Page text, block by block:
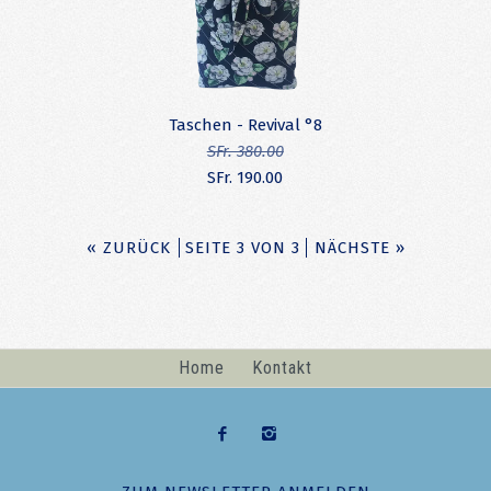
SALE
Taschen - Revival °2
SFr. 380.00 SFr. 190.00
SALE
Taschen - Revival °4
SFr. 380.00 SFr. 190.00
Taschen - Revival °8
SFr. 380.00
SFr. 190.00
Bilder /1 /2
« ZURÜCK SEITE 3 VON 3 NÄCHSTE »
Home Kontakt